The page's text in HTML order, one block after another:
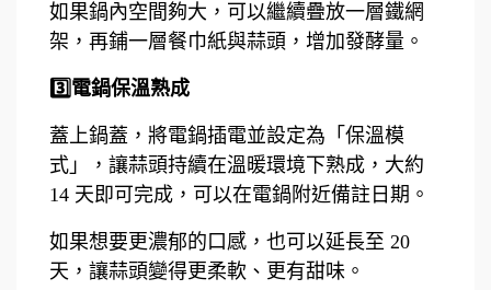
如果鍋內空間夠大，可以繼續疊放一層鐵網
架，再鋪一層餐巾紙與蒜頭，增加發酵量。
3️⃣電鍋保溫熟成
蓋上鍋蓋，將電鍋插電並設定為「保溫模
式」，讓蒜頭持續在溫暖環境下熟成，大約
14 天即可完成，可以在電鍋附近備註日期。
如果想要更濃郁的口感，也可以延長至 20
天，讓蒜頭變得更柔軟、更有甜味。